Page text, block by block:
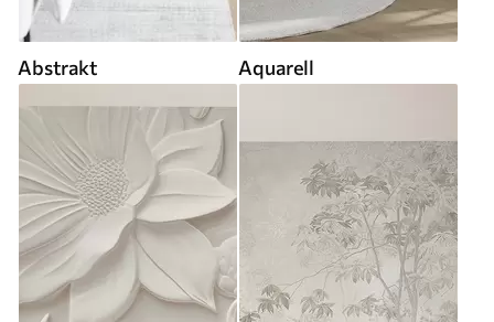
Abstrakt Aquarell